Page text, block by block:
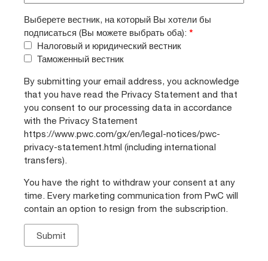
Выберете вестник, на который Вы хотели бы
подписаться (Вы можете выбрать оба): *
Налоговый и юридический вестник
Таможенный вестник
By submitting your email address, you acknowledge
that you have read the Privacy Statement and that
you consent to our processing data in accordance
with the Privacy Statement
https://www.pwc.com/gx/en/legal-notices/pwc-
privacy-statement.html (including international
transfers).
You have the right to withdraw your consent at any
time. Every marketing communication from PwC will
contain an option to resign from the subscription.